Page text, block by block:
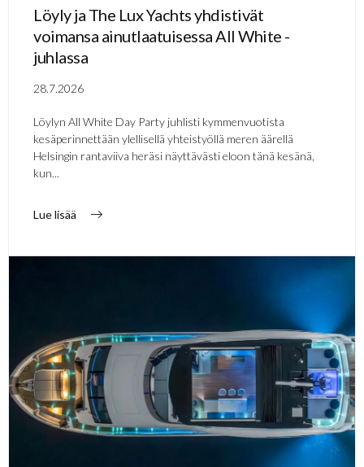
Löyly ja The Lux Yachts yhdistivät
voimansa ainutlaatuisessa All White -
juhlassa
28.7.2026
Löylyn All White Day Party juhlisti kymmenvuotista
kesäperinnettään ylellisellä yhteistyöllä meren äärellä
Helsingin rantaviiva heräsi näyttävästi eloon tänä kesänä,
kun...
Lue lisää